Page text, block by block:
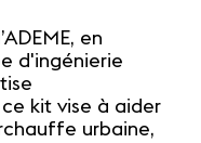
en
d'ingénierie
kit vise à aider
urbaine,